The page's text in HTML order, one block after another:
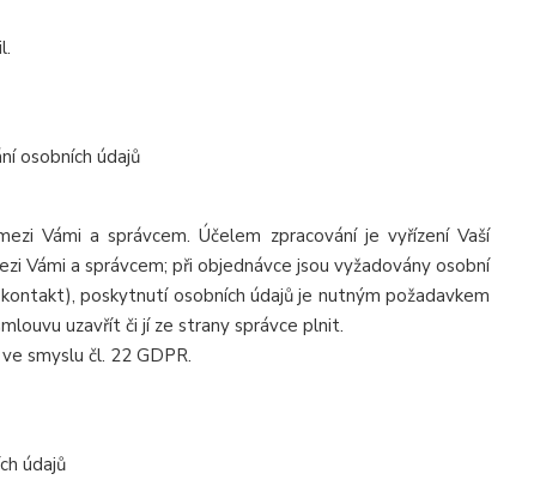
osobních údajů
Vámi a správcem. Účelem zpracování je vyřízení Vaší
Vámi a správcem; při objednávce jsou vyžadovány osobní
poskytnutí osobních údajů je nutným požadavkem
uzavřít či jí ze strany správce plnit.
smyslu čl. 22 GDPR.
údajů